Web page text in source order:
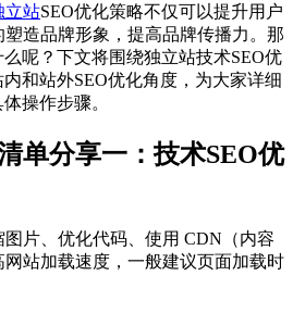
立站SEO优化策略不仅可以提升用户
造品牌形象，提高品牌传播力。那
呢？下文将围绕独立站技术SEO优
和站外SEO优化角度，为大家详细
操作步骤。
单分享一：技术SEO优
片、优化代码、使用 CDN（内容
站加载速度，一般建议页面加载时